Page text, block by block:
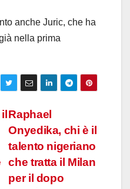
anche Juric, che ha
nella prima
Raphael
Onyedika, chi è il
talento nigeriano
che tratta il Milan
per il dopo